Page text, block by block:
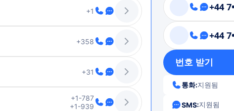
+1
+358
+31
+1-787
+1-939
+44
+44
번호 받기
통화:지원됨
SMS:지원됨